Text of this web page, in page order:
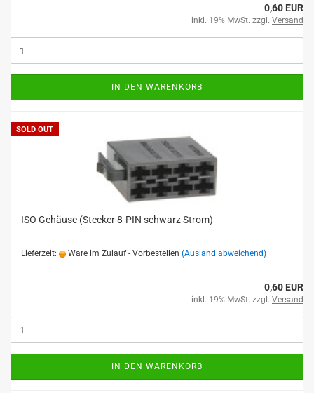
0,60 EUR
inkl. 19% MwSt. zzgl. Versand
IN DEN WARENKORB
SOLD OUT
ISO Gehäuse (Stecker 8-PIN schwarz Strom)
Lieferzeit: Ware im Zulauf - Vorbestellen (Ausland abweichend)
0,60 EUR
inkl. 19% MwSt. zzgl. Versand
IN DEN WARENKORB